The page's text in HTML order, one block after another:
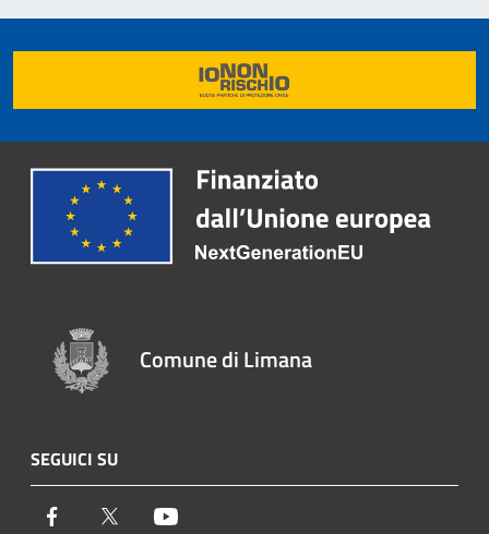
Comune di Limana
SEGUICI SU
Facebook Twitter